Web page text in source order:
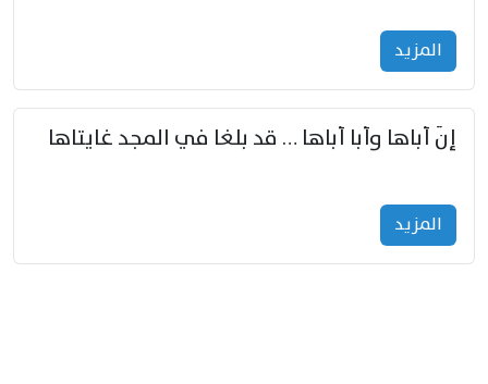
المزید
إنّ أباها وأبا أباها … قد بلغا في المجد غايتاها
المزید